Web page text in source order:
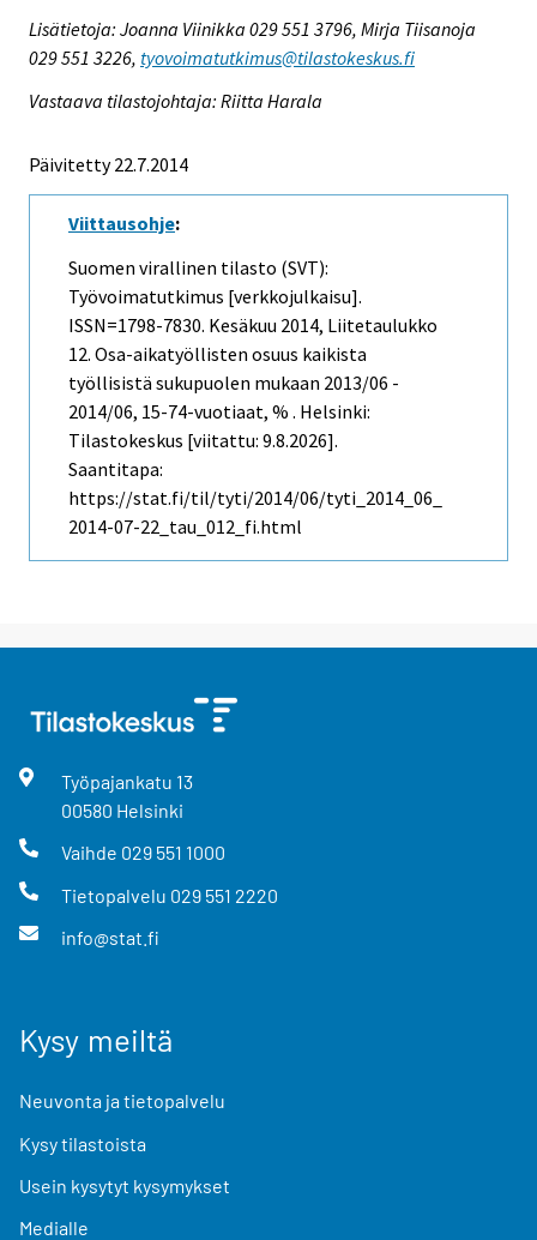
Lisätietoja: Joanna Viinikka 029 551 3796, Mirja Tiisanoja
029 551 3226, tyovoimatutkimus@tilastokeskus.fi
Vastaava tilastojohtaja: Riitta Harala
Päivitetty 22.7.2014
Viittausohje:
Suomen virallinen tilasto (SVT):
Työvoimatutkimus [verkkojulkaisu].
ISSN=1798-7830. Kesäkuu 2014, Liitetaulukko
12. Osa-aikatyöllisten osuus kaikista
työllisistä sukupuolen mukaan 2013/06 -
2014/06, 15-74-vuotiaat, % . Helsinki:
Tilastokeskus [viitattu: 9.8.2026].
Saantitapa:
https://stat.fi/til/tyti/2014/06/tyti_2014_06_
2014-07-22_tau_012_fi.html
Työpajankatu 13
00580 Helsinki
Vaihde 029 551 1000
Tietopalvelu 029 551 2220
info@stat.fi
Kysy meiltä
Neuvonta ja tietopalvelu
Kysy tilastoista
Usein kysytyt kysymykset
Medialle